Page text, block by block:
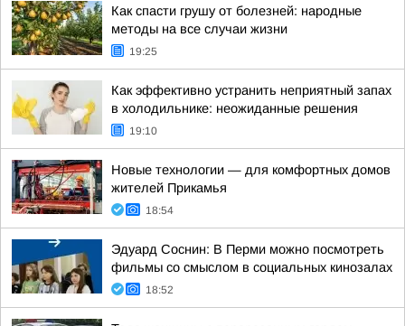
Как спасти грушу от болезней: народные
методы на все случаи жизни
19:25
Как эффективно устранить неприятный запах
в холодильнике: неожиданные решения
19:10
Новые технологии — для комфортных домов
жителей Прикамья
18:54
Эдуард Соснин: В Перми можно посмотреть
фильмы со смыслом в социальных кинозалах
18:52